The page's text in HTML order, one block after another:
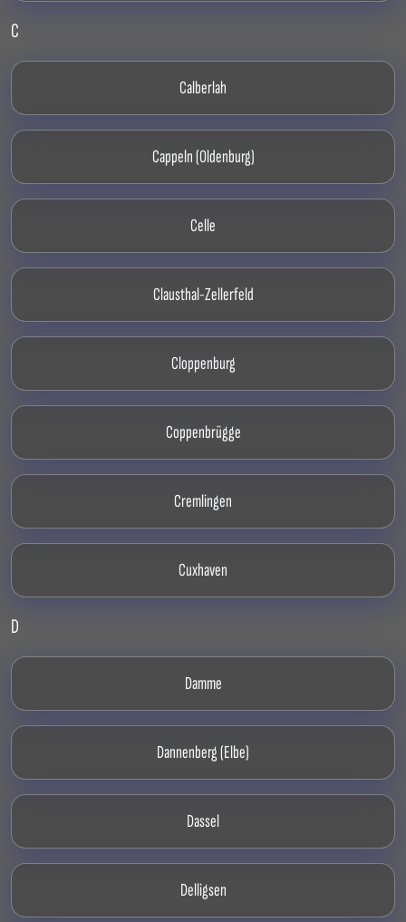
C
Calberlah
Cappeln (Oldenburg)
Celle
Clausthal-Zellerfeld
Cloppenburg
Coppenbrügge
Cremlingen
Cuxhaven
D
Damme
Dannenberg (Elbe)
Dassel
Delligsen